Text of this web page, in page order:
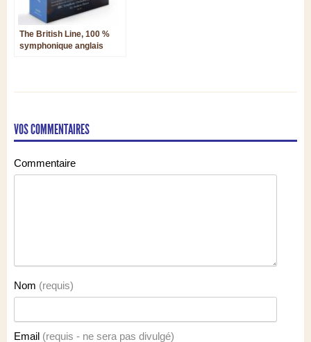
The British Line, 100 %
symphonique anglais
VOS COMMENTAIRES
Commentaire
Nom (requis)
Email (requis - ne sera pas divulgé)